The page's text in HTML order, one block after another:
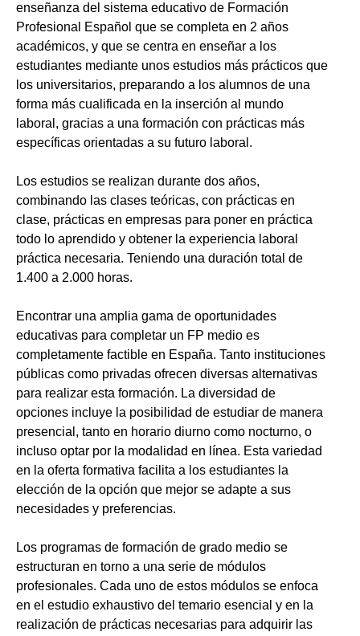
enseñanza del sistema educativo de Formación
Profesional Español que se completa en 2 años
académicos, y que se centra en enseñar a los
estudiantes mediante unos estudios más prácticos que
los universitarios, preparando a los alumnos de una
forma más cualificada en la inserción al mundo
laboral, gracias a una formación con prácticas más
específicas orientadas a su futuro laboral.
Los estudios se realizan durante dos años,
combinando las clases teóricas, con prácticas en
clase, prácticas en empresas para poner en práctica
todo lo aprendido y obtener la experiencia laboral
práctica necesaria. Teniendo una duración total de
1.400 a 2.000 horas.
Encontrar una amplia gama de oportunidades
educativas para completar un FP medio es
completamente factible en España. Tanto instituciones
públicas como privadas ofrecen diversas alternativas
para realizar esta formación. La diversidad de
opciones incluye la posibilidad de estudiar de manera
presencial, tanto en horario diurno como nocturno, o
incluso optar por la modalidad en línea. Esta variedad
en la oferta formativa facilita a los estudiantes la
elección de la opción que mejor se adapte a sus
necesidades y preferencias.
Los programas de formación de grado medio se
estructuran en torno a una serie de módulos
profesionales. Cada uno de estos módulos se enfoca
en el estudio exhaustivo del temario esencial y en la
realización de prácticas necesarias para adquirir las